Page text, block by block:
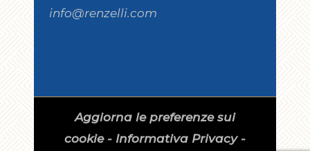
info@renzelli.com
Aggiorna le preferenze sui
cookie- Informativa Privacy-